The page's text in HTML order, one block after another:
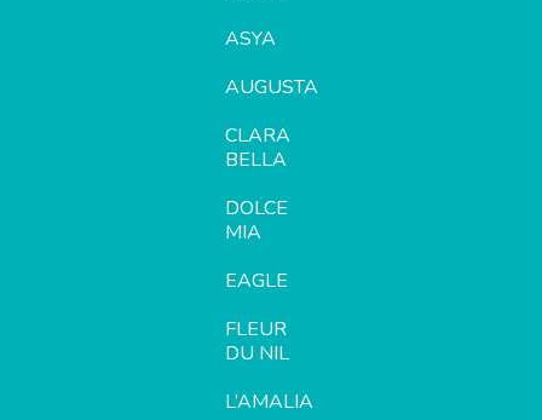
ASYA
AUGUSTA
CLARA
BELLA
DOLCE
MIA
EAGLE
FLEUR
DU NIL
L’AMALIA